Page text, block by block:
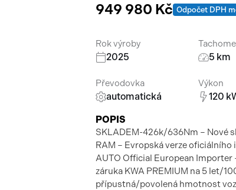
949 980 Kč Odpočet DPH
Rok výroby
2025 5 km
Převodovka
automatická
Výkon
120
POPIS
SKLADEM-426k/636Nm – Nové
RAM – Evropská verze
AUTO Official European Importer
záruka KWA PREMIUM na 5 let/
přípustná/povolená hmotnost